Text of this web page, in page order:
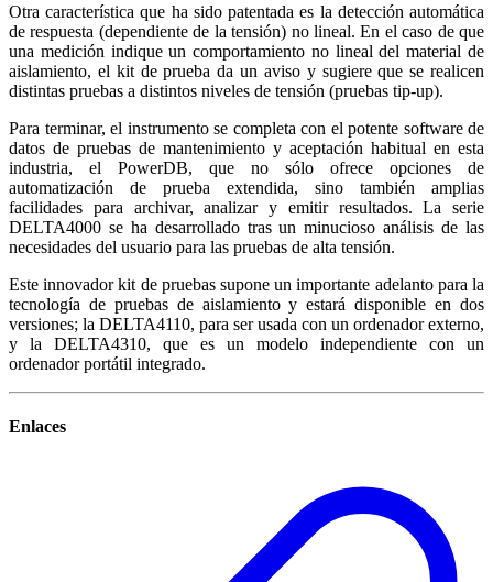
Otra característica que ha sido patentada es la detección automática
de respuesta (dependiente de la tensión) no lineal. En el caso de que
una medición indique un comportamiento no lineal del material de
aislamiento, el kit de prueba da un aviso y sugiere que se realicen
distintas pruebas a distintos niveles de tensión (pruebas tip-up).
Para terminar, el instrumento se completa con el potente software de
datos de pruebas de mantenimiento y aceptación habitual en esta
industria, el PowerDB, que no sólo ofrece opciones de
automatización de prueba extendida, sino también amplias
facilidades para archivar, analizar y emitir resultados. La serie
DELTA4000 se ha desarrollado tras un minucioso análisis de las
necesidades del usuario para las pruebas de alta tensión.
Este innovador kit de pruebas supone un importante adelanto para la
tecnología de pruebas de aislamiento y estará disponible en dos
versiones; la DELTA4110, para ser usada con un ordenador externo,
y la DELTA4310, que es un modelo independiente con un
ordenador portátil integrado.
Enlaces